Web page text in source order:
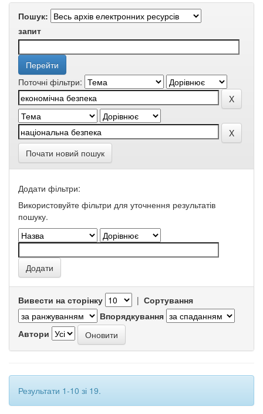
Пошук:
запит
Поточні фільтри:
Почати новий пошук
Додати фільтри:
Використовуйте фільтри для уточнення результатів
пошуку.
Вивести на сторінку | Сортування
Впорядкування
Автори
Результати 1-10 зі 19.